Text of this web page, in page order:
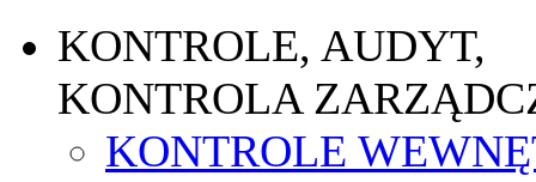
KONTROLE, AUDYT,
KONTROLA
KONTROLE